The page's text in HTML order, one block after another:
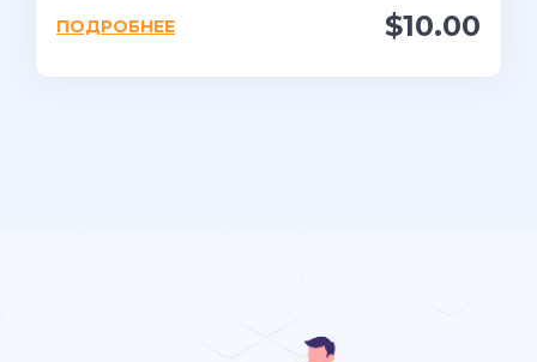
$10.00
ПОДРОБНЕЕ